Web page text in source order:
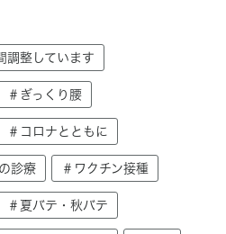
調整しています
＃ぎっくり腰
＃コロナとともに
診療 ＃ワクチン接種
＃夏バテ・秋バテ